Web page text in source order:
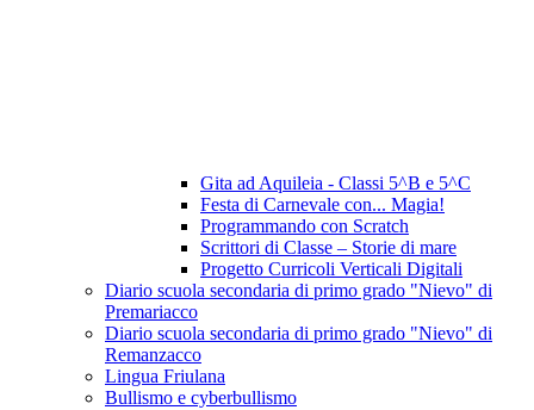
Gita ad Aquileia - Classi 5^B e 5^C
Festa di Carnevale con... Magia!
Programmando con Scratch
Scrittori di Classe – Storie di mare
Progetto Curricoli Verticali Digitali
Diario scuola secondaria di primo grado "Nievo" di
Premariacco
Diario scuola secondaria di primo grado "Nievo" di
Remanzacco
Lingua Friulana
Bullismo e cyberbullismo